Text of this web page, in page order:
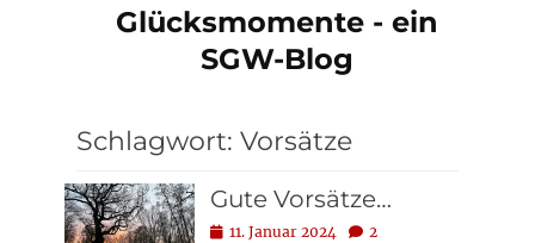
Glücksmomente - ein
SGW-Blog
Schlagwort: Vorsätze
Gute Vorsätze…
Posted
11. Januar 2024
2